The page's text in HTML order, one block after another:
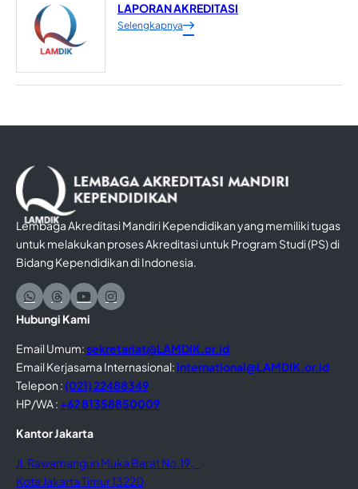
LAPORAN AKREDITASI
Selengkapnya
Lembaga Akreditasi Mandiri Kependidikan yang memiliki tugas
untuk melakukan proses Akreditasi untuk Program Studi (PS) di
Bidang Kependidikan di Indonesia.
Hubungi Kami
Email Umum:sekretariat@LAMDIK.or.id
Email Kerjasama Internasional:international@LAMDIK.or.id
Telepon : (021) 22488349
HP/WA : +62 81358850009
Kantor Jakarta
Jl. Rawamangun Muka Barat No.19,
Kota Jakarta Timur 13220,